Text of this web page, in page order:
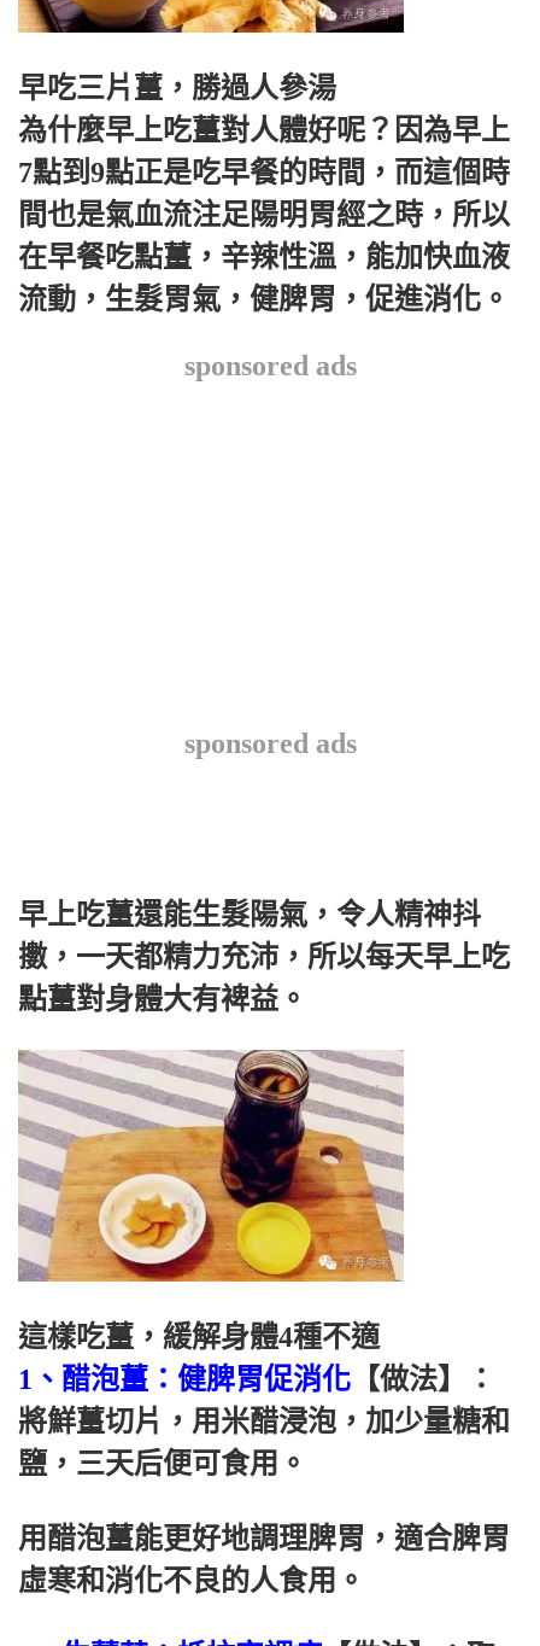
早吃三片薑，勝過人參湯
為什麼早上吃薑對人體好呢？因為早上
7點到9點正是吃早餐的時間，而這個時
間也是氣血流注足陽明胃經之時，所以
在早餐吃點薑，辛辣性溫，能加快血液
流動，生髮胃氣，健脾胃，促進消化。
sponsored ads
sponsored ads
早上吃薑還能生髮陽氣，令人精神抖
擻，一天都精力充沛，所以每天早上吃
點薑對身體大有裨益。
這樣吃薑，緩解身體4種不適
1、醋泡薑：健脾胃促消化【做法】：
將鮮薑切片，用米醋浸泡，加少量糖和
鹽，三天后便可食用。
用醋泡薑能更好地調理脾胃，適合脾胃
虛寒和消化不良的人食用。